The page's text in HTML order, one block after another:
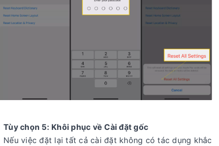
Tùy chọn 5: Khôi phục về Cài đặt gốc
Nếu việc đặt lại tất cả cài đặt không có tác dụng khắc